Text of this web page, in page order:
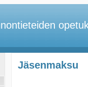
Jäsenmaksu